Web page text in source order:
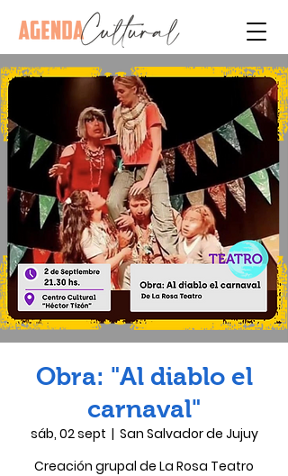
Obra: "Al diablo el
carnaval"
sáb, 02 sept
  |
San Salvador de Jujuy
Creación grupal de La Rosa Teatro